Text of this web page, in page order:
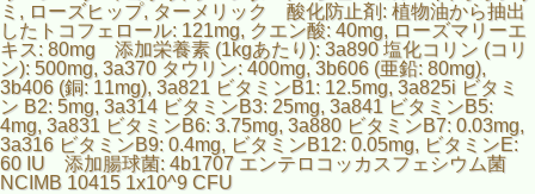
ミ, ローズヒップ, ターメリック 酸化防止剤: 植物油から抽出
したトコフェロール: 121mg, クエン酸: 40mg, ローズマリーエ
キス: 80mg 添加栄養素 (1kgあたり): 3a890 塩化コリン (コリ
ン): 500mg, 3a370 タウリン: 400mg, 3b606 (亜鉛: 80mg),
3b406 (銅: 11mg), 3a821 ビタミンB1: 12.5mg, 3a825i ビタミ
ン B2: 5mg, 3a314 ビタミンB3: 25mg, 3a841 ビタミンB5:
4mg, 3a831 ビタミンB6: 3.75mg, 3a880 ビタミンB7: 0.03mg,
3a316 ビタミンB9: 0.4mg, ビタミンB12: 0.05mg, ビタミンE:
60 IU 添加腸球菌: 4b1707 エンテロコッカスフェシウム菌
NCIMB 10415 1x10^9 CFU